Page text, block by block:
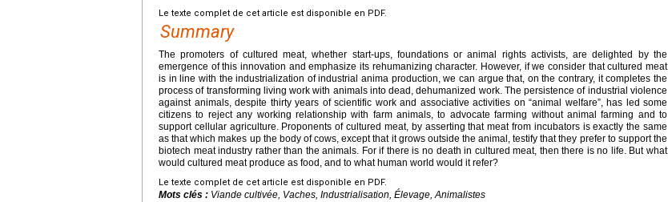
Le texte complet de cet article est disponible en PDF.
Summary
The promoters of cultured meat, whether start-ups, foundations or animal rights activists, are delighted by the
emergence of this innovation and emphasize its rehumanizing character. However, if we consider that cultured meat
is in line with the industrialization of industrial anima production, we can argue that, on the contrary, it completes the
process of transforming living work with animals into dead, dehumanized work. The persistence of industrial violence
against animals, despite thirty years of scientific work and associative activities on “animal welfare”, has led some
citizens to reject any working relationship with farm animals, to advocate farming without animal farming and to
support cellular agriculture. Proponents of cultured meat, by asserting that meat from incubators is exactly the same
as that which makes up the body of cows, except that it grows outside the animal, testify that they prefer to support the
biotech meat industry rather than the animals. For if there is no death in cultured meat, then there is no life. But what
would cultured meat produce as food, and to what human world would it refer?
Le texte complet de cet article est disponible en PDF.
Mots clés : Viande cultivée, Vaches, Industrialisation, Élevage, Animalistes